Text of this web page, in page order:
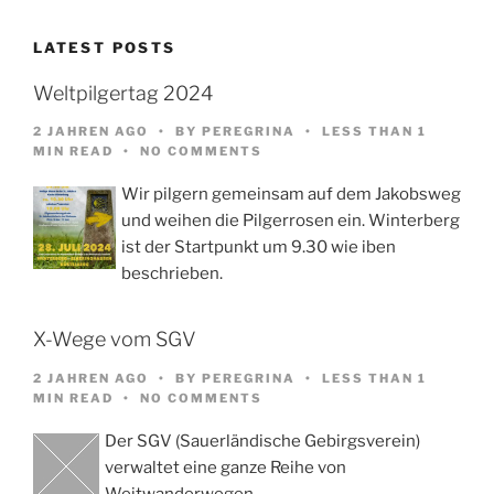
LATEST POSTS
Weltpilgertag 2024
2 JAHREN AGO BY PEREGRINA
LESS THAN 1
MIN READ
NO COMMENTS
Wir pilgern gemeinsam auf dem Jakobsweg
und weihen die Pilgerrosen ein. Winterberg
ist der Startpunkt um 9.30 wie iben
beschrieben.
X-Wege vom SGV
2 JAHREN AGO BY PEREGRINA
LESS THAN 1
MIN READ
NO COMMENTS
Der SGV (Sauerländische Gebirgsverein)
verwaltet eine ganze Reihe von